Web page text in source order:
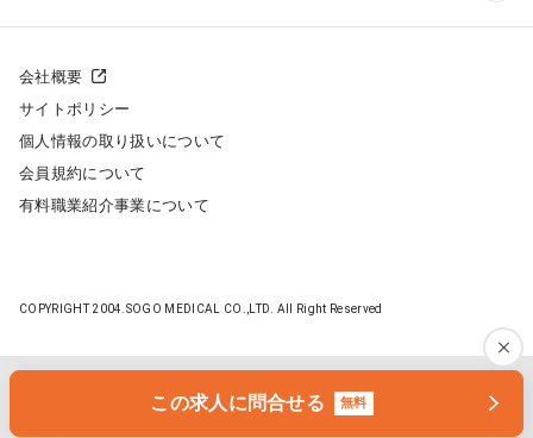
この求人に問合せる 無料
クリニックの開業スタイル
クリニック開業までの流れ
開業支援事例
医院開業セミナー
常勤求人検索
スポット求人検索
転職ノウハウ
採用をお考えの医療機関の方
会社概要
サイトポリシー
個人情報の取り扱いについて
会員規約について
有料職業紹介事業について
COPYRIGHT 2004.SOGO MEDICAL CO.,LTD. All Right Reserved